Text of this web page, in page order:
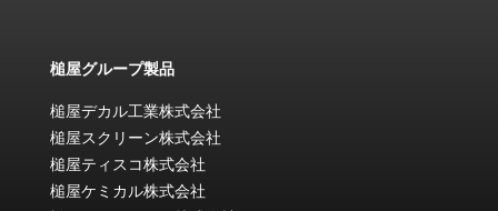
槌屋グループ製品
槌屋デカル工業株式会社
槌屋スクリーン株式会社
槌屋ティスコ株式会社
槌屋ケミカル株式会社